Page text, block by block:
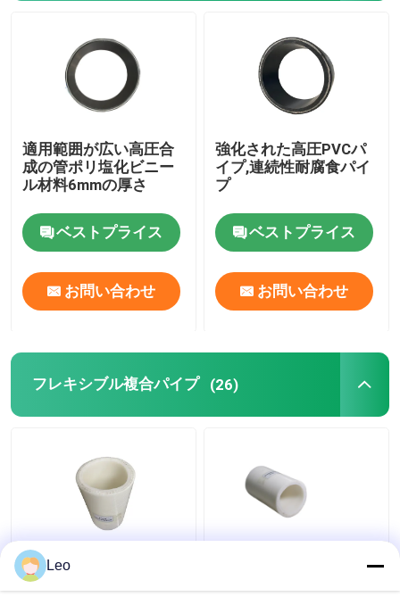
適用範囲が広い高圧合
成の管ポリ塩化ビニー
ル材料6mmの厚さ
ベストプライス
お問い合わせ
強化された高圧PVCパ
イプ,連続性耐腐食パイ
プ
ベストプライス
お問い合わせ
フレキシブル複合パイプ (26)
熱可塑性FRPの適用範
囲が広い合成の管の高
反静的な1.5は適用範囲
Leo